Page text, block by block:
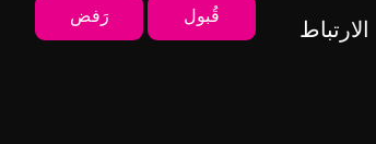
قُبول رَفض